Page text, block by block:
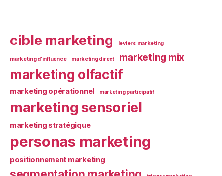
cible marketing leviers marketing
marketing d'influence marketing direct marketing mix
marketing olfactif
marketing opérationnel marketing participatif
marketing sensoriel
marketing stratégique
personas marketing
positionnement marketing